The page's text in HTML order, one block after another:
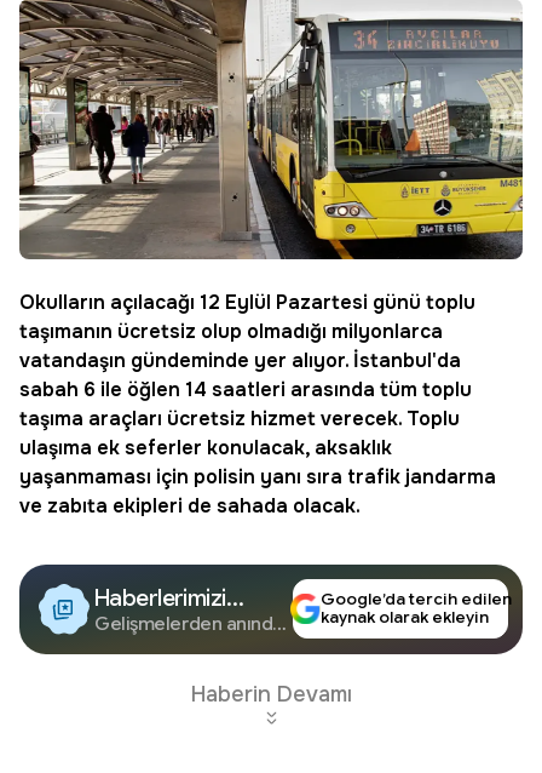
Okulların açılacağı 12 Eylül Pazartesi günü toplu
taşımanın ücretsiz olup olmadığı milyonlarca
vatandaşın gündeminde yer alıyor. İstanbul'da
sabah 6 ile öğlen 14 saatleri arasında tüm toplu
taşıma araçları ücretsiz hizmet verecek. Toplu
ulaşıma ek seferler konulacak, aksaklık
yaşanmaması için polisin yanı sıra trafik jandarma
ve zabıta ekipleri de sahada olacak.
Haberlerimizi
Google'da Takip
Edin
Gelişmelerden anında
Google’da tercih edilen
kaynak olarak ekleyin
Haberin Devamı